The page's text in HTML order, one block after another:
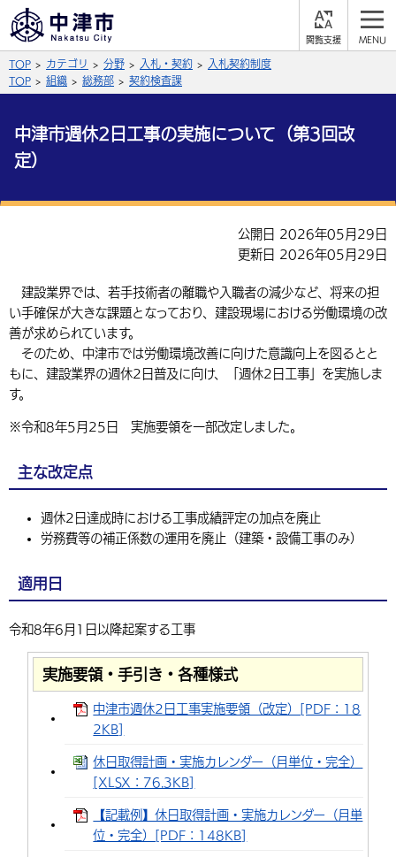
ふりがなをつける
よみあげる
背景色
文字の大きさ
拡大 標準 縮小
言語を選択
中国語（繁体字） 韓国語（한국어）
公式SNS
サイト内検索
届出・登録・証明 保険・年金
福祉・介護
税金 住宅・インフラ
事業者の方へ
入札・契約
農林水産業 税金
都市整備
子育て・教育
施設情報 子どもを預ける
手当・助成 健康・医療
観光・移住
観光なび スポットを探す
移住・定住
市政情報
行政・計画
TOP カテゴリ 分野 入札・契約
入札契約制度
TOP
組織 総務部 契約検査課
中津市週休2日工事の実施について（第3回改
定）
公開日 2026年05月29日
更新日 2026年05月29日
建設業界では、若手技術者の離職や入職者の減少など、将来の担
い手確保が大きな課題となっており、建設現場における労働環境の改
善が求められています。
そのため、中津市では労働環境改善に向けた意識向上を図るとと
もに、建設業界の週休2日普及に向け、「週休2日工事」を実施しま
す。
※令和8年5月25日 実施要領を一部改定しました。
主な改定点
週休2日達成時における工事成績評定の加点を廃止
労務費等の補正係数の運用を廃止（建築・設備工事のみ）
適用日
令和8年6月1日以降起案する工事
実施要領・手引き・各種様式
中津市週休2日工事実施要領（改定）[PDF：18
2KB]
休日取得計画・実施カレンダー（月単位・完全）
[XLSX：76.3KB]
【記載例】休日取得計画・実施カレンダー（月単
位・完全）[PDF：148KB]